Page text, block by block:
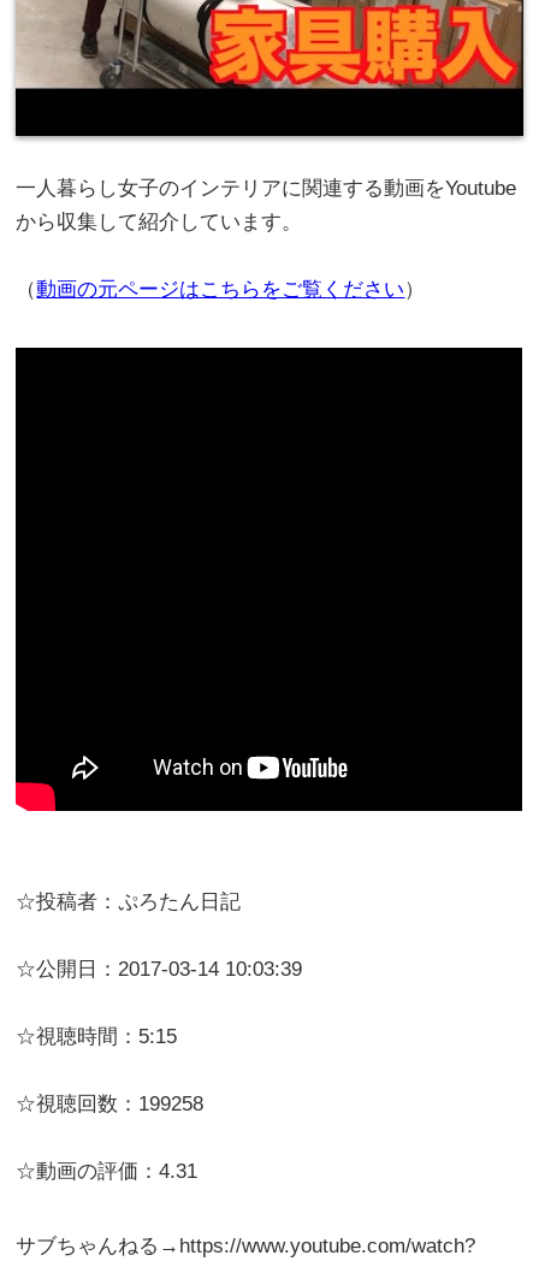
一人暮らし女子のインテリアに関連する動画をYoutube
から収集して紹介しています。
（動画の元ページはこちらをご覧ください）
☆投稿者：ぷろたん日記
☆公開日：2017-03-14 10:03:39
☆視聴時間：5:15
☆視聴回数：199258
☆動画の評価：4.31
サブちゃんねる→https://www.youtube.com/watch?